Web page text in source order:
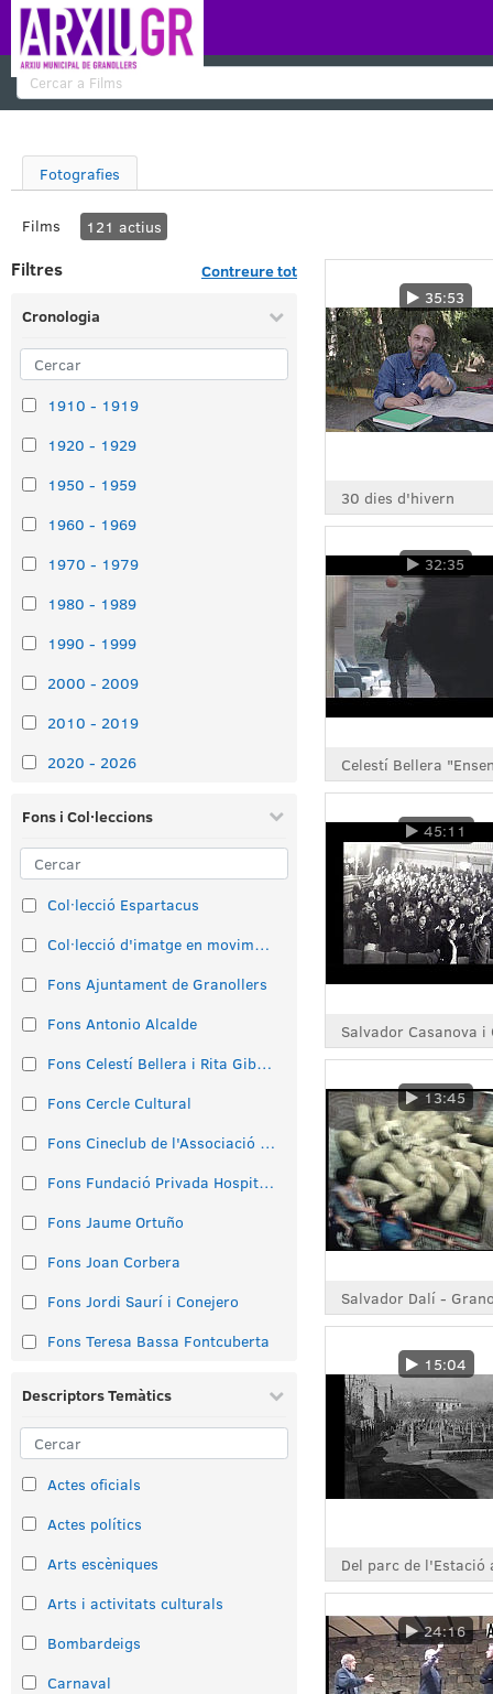
Fotografies
Films 121 actius
Filtres Contreure tot
Cronologia
1910 - 1919
1920 - 1929
1950 - 1959
1960 - 1969
1970 - 1979
1980 - 1989
1990 - 1999
2000 - 2009
2010 - 2019
2020 - 2026
Fons i Col·leccions
Col·lecció Espartacus
Col·lecció d'imatge en moviment
Fons Ajuntament de Granollers
Fons Antonio Alcalde
Fons Celestí Bellera i Rita Gibernau
Fons Cercle Cultural
Fons Cineclub de l'Associació Cultural
Fons Fundació Privada Hospital Asil de Granollers
Fons Jaume Ortuño
Fons Joan Corbera
Fons Jordi Saurí i Conejero
Fons Teresa Bassa Fontcuberta
Descriptors Temàtics
Actes oficials
Actes polítics
Arts escèniques
Arts i activitats culturals
Bombardeigs
Carnaval
35:53
30 dies d'hivern
32:35
45:11
13:45
15:04
24:16